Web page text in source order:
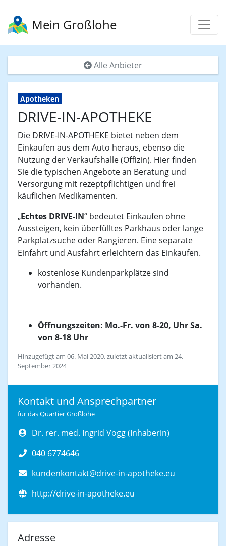
Mein Großlohe
Alle Anbieter
Apotheken
DRIVE-IN-APOTHEKE
Die DRIVE-IN-APOTHEKE bietet neben dem
Einkaufen aus dem Auto heraus, ebenso die
Nutzung der Verkaufshalle (Offizin). Hier finden
Sie die typischen Angebote an Beratung und
Versorgung mit rezeptpflichtigen und frei
käuflichen Medikamenten.
„Echtes DRIVE-IN“ bedeutet Einkaufen ohne
Aussteigen, kein überfülltes Parkhaus oder lange
Parkplatzsuche oder Rangieren. Eine separate
Einfahrt und Ausfahrt erleichtern das Einkaufen.
kostenlose Kundenparkplätze sind
vorhanden.
Öffnungszeiten: Mo.-Fr. von 8-20, Uhr Sa.
von 8-18 Uhr
Hinzugefügt am 06. Mai 2020, zuletzt aktualisiert am 24.
September 2024
Kontakt und Ansprechpartner
für das Quartier Großlohe
Dr. rer. med. Ingrid Vogg (Inhaberin)
040 6774646
kundenkontakt@drive-in-apotheke.eu
http://drive-in-apotheke.eu
Adresse